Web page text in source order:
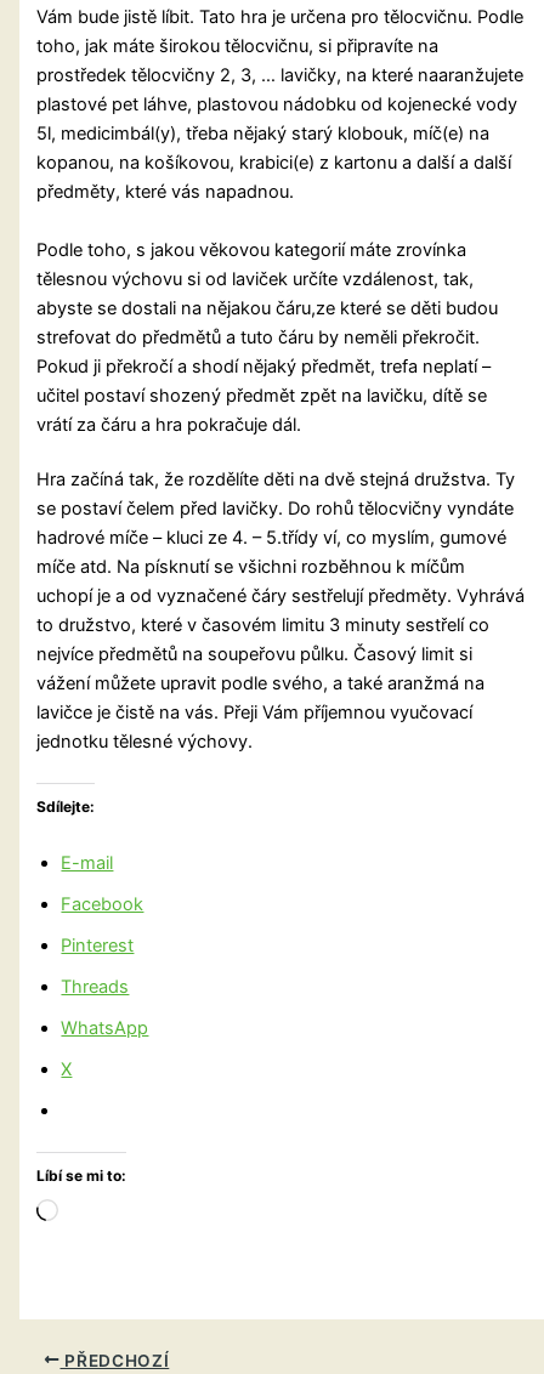
Vám bude jistě líbit. Tato hra je určena pro tělocvičnu. Podle
toho, jak máte širokou tělocvičnu, si připravíte na
prostředek tělocvičny 2, 3, … lavičky, na které naaranžujete
plastové pet láhve, plastovou nádobku od kojenecké vody
5l, medicimbál(y), třeba nějaký starý klobouk, míč(e) na
kopanou, na košíkovou, krabici(e) z kartonu a další a další
předměty, které vás napadnou.
Podle toho, s jakou věkovou kategorií máte zrovínka
tělesnou výchovu si od laviček určíte vzdálenost, tak,
abyste se dostali na nějakou čáru,ze které se děti budou
strefovat do předmětů a tuto čáru by neměli překročit.
Pokud ji překročí a shodí nějaký předmět, trefa neplatí –
učitel postaví shozený předmět zpět na lavičku, dítě se
vrátí za čáru a hra pokračuje dál.
Hra začíná tak, že rozdělíte děti na dvě stejná družstva. Ty
se postaví čelem před lavičky. Do rohů tělocvičny vyndáte
hadrové míče – kluci ze 4. – 5.třídy ví, co myslím, gumové
míče atd. Na písknutí se všichni rozběhnou k míčům
uchopí je a od vyznačené čáry sestřelují předměty. Vyhrává
to družstvo, které v časovém limitu 3 minuty sestřelí co
nejvíce předmětů na soupeřovu půlku. Časový limit si
vážení můžete upravit podle svého, a také aranžmá na
lavičce je čistě na vás. Přeji Vám příjemnou vyučovací
jednotku tělesné výchovy.
Sdílejte:
E-mail
Facebook
Pinterest
Threads
WhatsApp
X
Líbí se mi to:
Načítání…
PŘEDCHOZÍ